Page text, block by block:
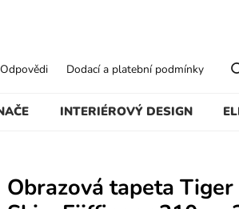
INTERIÉROVÝ DESIGN
Dodací a platební podmínky
Obrazová tapeta